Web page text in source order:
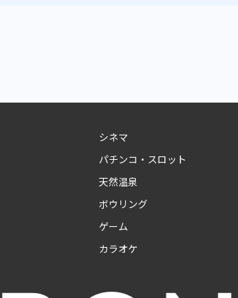
シネマ
パチンコ・スロット
天然温泉
ボウリング
ゲーム
カラオケ